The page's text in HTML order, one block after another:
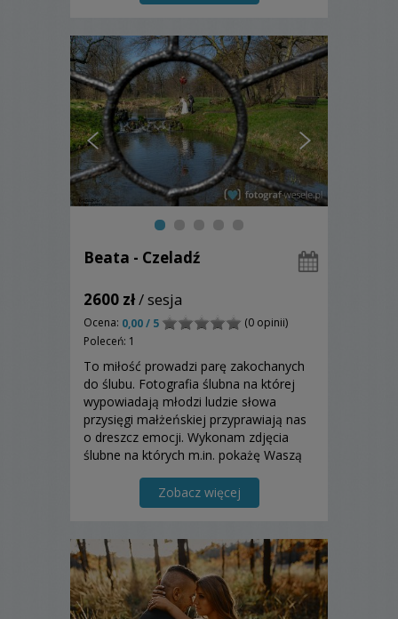
Beata - Czeladź
2600 zł/ sesja
Ocena: 0,00 / 5
(0 opinii)
Poleceń: 1
To miłość prowadzi parę zakochanych
do ślubu. Fotografia ślubna na której
wypowiadają młodzi ludzie słowa
przysięgi małżeńskiej przyprawiają nas
o dreszcz emocji. Wykonam zdjęcia
ślubne na których m.in. pokażę Waszą
do zapoznania się z moją ofertą.
Zobacz więcej